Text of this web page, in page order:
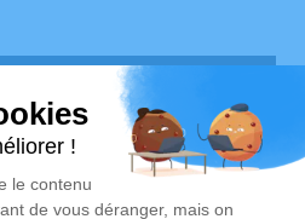
prévoyance
marbrerie